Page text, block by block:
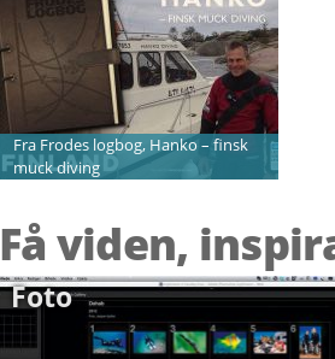
Fra Frodes logbog, Hanko – finsk
muck diving
Få viden,
Foto